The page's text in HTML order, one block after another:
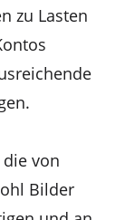
zu Lasten
von
Bilder